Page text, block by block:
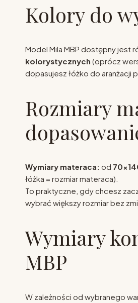
Kolory do
Model Mila MBP dostępny jest
kolorystycznych (oprócz
dopasujesz łóżko do aranżacji
Rozmiary
Wymiary materaca: od
łóżka = rozmiar materaca).
To praktyczne, gdy chcesz
wybrać większy rozmiar bez
Wymiary
MBP
W zależności od wybranego